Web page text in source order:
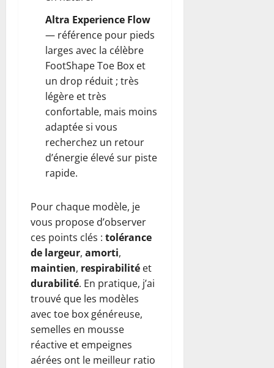
Altra Experience Flow
— référence pour pieds
larges avec la célèbre
FootShape Toe Box et
un drop réduit ; très
légère et très
confortable, mais moins
adaptée si vous
recherchez un retour
d’énergie élevé sur piste
rapide.
Pour chaque modèle, je
vous propose d’observer
ces points clés : tolérance
de largeur, amorti,
maintien, respirabilité et
durabilité. En pratique, j’ai
trouvé que les modèles
avec toe box généreuse,
semelles en mousse
réactive et empeignes
aérées ont le meilleur ratio